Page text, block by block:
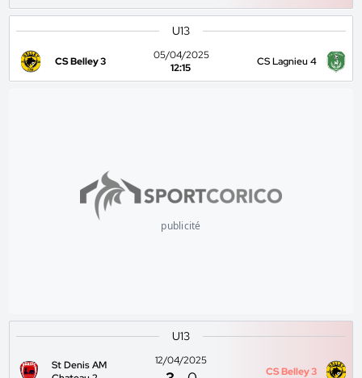
U13
CS Belley 3
05/04/2025
12:15
CS Lagnieu 4
publicité
U13
St Denis AM
12/04/2025
CS Belley 3